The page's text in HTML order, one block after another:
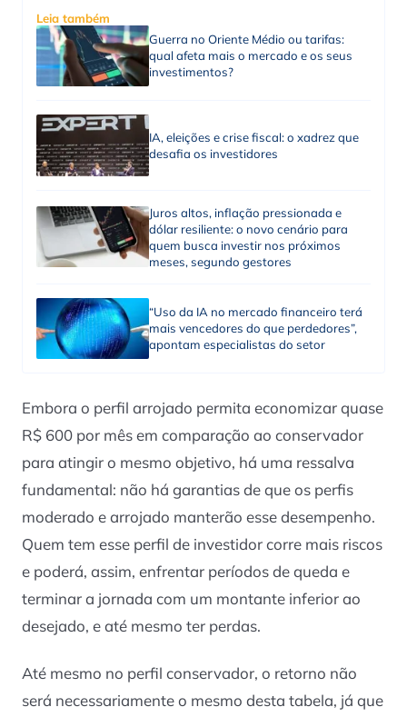
Leia também
Guerra no Oriente Médio ou tarifas:
qual afeta mais o mercado e os seus
investimentos?
IA, eleições e crise fiscal: o xadrez que
desafia os investidores
Juros altos, inflação pressionada e
dólar resiliente: o novo cenário para
quem busca investir nos próximos
meses, segundo gestores
“Uso da IA no mercado financeiro terá
mais vencedores do que perdedores”,
apontam especialistas do setor
Embora o perfil arrojado permita economizar quase
R$ 600 por mês em comparação ao conservador
para atingir o mesmo objetivo, há uma ressalva
fundamental: não há garantias de que os perfis
moderado e arrojado manterão esse desempenho.
Quem tem esse perfil de investidor corre mais riscos
e poderá, assim, enfrentar períodos de queda e
terminar a jornada com um montante inferior ao
desejado, e até mesmo ter perdas.
Até mesmo no perfil conservador, o retorno não
será necessariamente o mesmo desta tabela, já que